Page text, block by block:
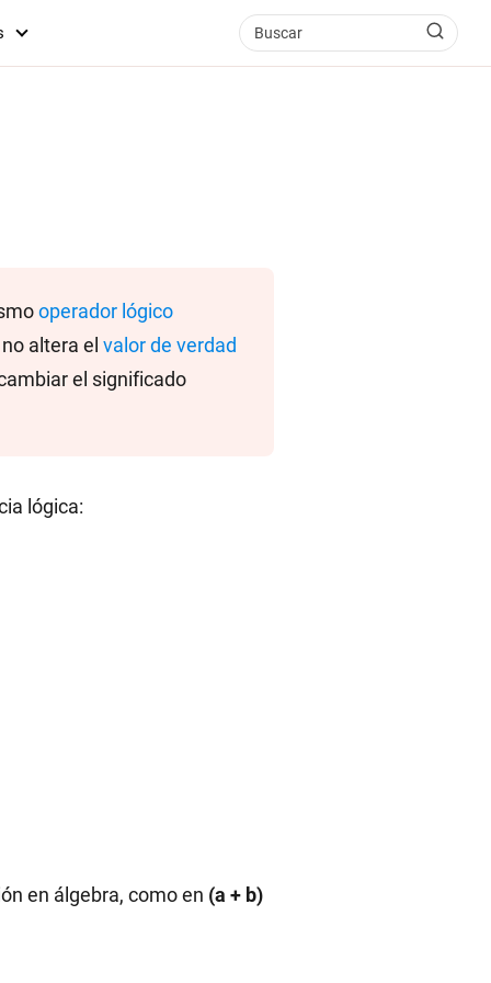
operador lógico
altera el valor de verdad
el significado
lógica:
en álgebra, como en (a + b)